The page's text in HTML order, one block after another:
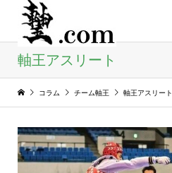
軸王アスリート
コラム チーム軸王 軸王アスリート